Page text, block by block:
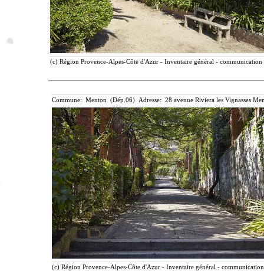
(c) Région Provence-Alpes-Côte d'Azur - Inventaire général -
Commune: Menton (Dép.06) Adresse: 28 avenue Riviera les Vignasses
(c) Région Provence-Alpes-Côte d'Azur - Inventaire général -